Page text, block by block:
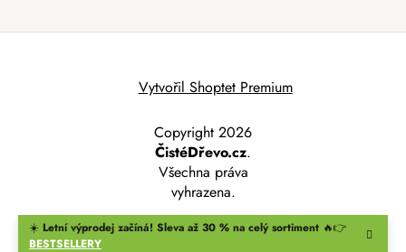
☀️ Letní výprodej začíná! Sleva až 30 % na celý sortiment 🔥👉
BESTSELLERY
Vytvořil Shoptet Premium
Copyright 2026
ČistéDřevo.cz.
Všechna práva
vyhrazena.